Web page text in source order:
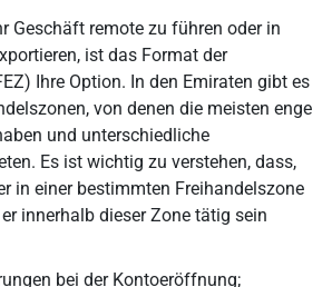
Geschäft remote zu führen oder in
ist das Format der
Ihre Option. In den Emiraten gibt es
von denen die meisten enge
und unterschiedliche
Es ist wichtig zu verstehen, dass,
in einer bestimmten Freihandelszone
innerhalb dieser Zone tätig sein
bei der Kontoeröffnung;